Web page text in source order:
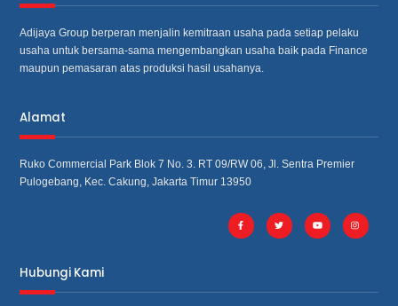
Adijaya Group berperan menjalin kemitraan usaha pada setiap pelaku
usaha untuk bersama‐sama mengembangkan usaha baik pada Finance
maupun pemasaran atas produksi hasil usahanya.
Alamat
Ruko Commercial Park Blok 7 No. 3. RT 09/RW 06, Jl. Sentra Premier
Pulogebang, Kec. Cakung, Jakarta Timur 13950
Hubungi Kami